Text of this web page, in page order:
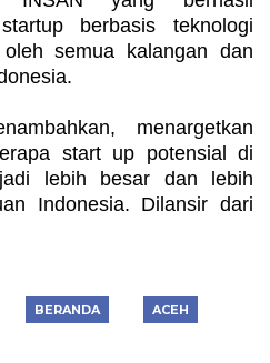
berbasis teknologi
semua kalangan dan
menargetkan
start up potensial di
lebih besar dan lebih
Indonesia. Dilansir dari
BERANDA ACEH